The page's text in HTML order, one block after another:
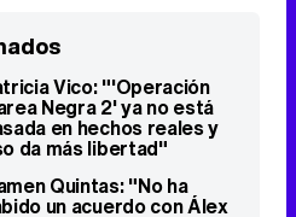
Vico: "'Operación
Negra 2' ya no está
en hechos reales y
da más libertad"
Quintas: "No ha
un acuerdo con Álex